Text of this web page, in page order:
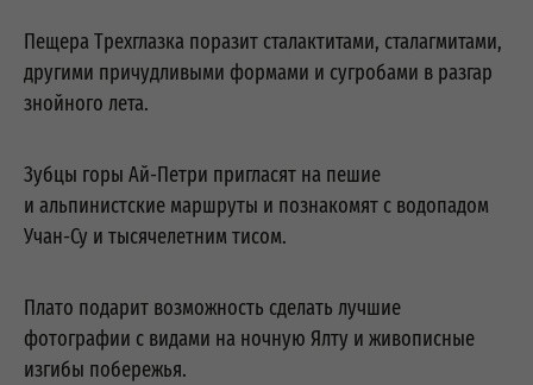
Пещера Трехглазка поразит сталактитами, сталагмитами,
другими причудливыми формами и сугробами в разгар
знойного лета.
Зубцы горы Ай-Петри пригласят на пешие
и альпинистские маршруты и познакомят с водопадом
Учан-Су и тысячелетним тисом.
Плато подарит возможность сделать лучшие
фотографии с видами на ночную Ялту и живописные
изгибы побережья.